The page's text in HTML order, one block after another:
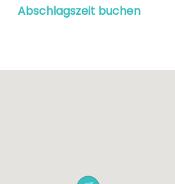
Abschlagszeit buchen